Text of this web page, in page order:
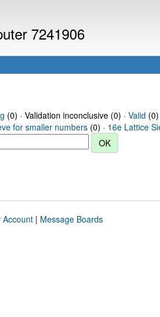
7241906
(0) · Validation inconclusive (0) · Valid (0)
for smaller numbers (0) · 16e Lattice
Account| Message Boards